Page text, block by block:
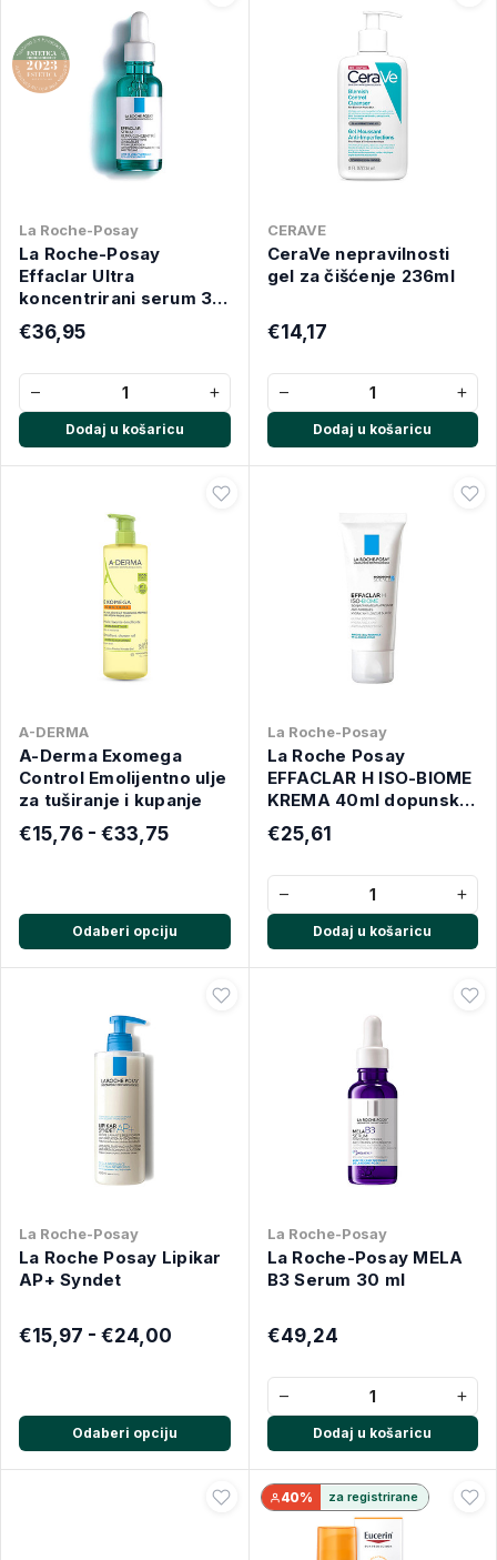
La Roche-Posay
La Roche-Posay
Effaclar Ultra
koncentrirani serum 30
ml
€36,95
− +
Dodaj u košaricu
CERAVE
CeraVe nepravilnosti
gel za čišćenje 236ml
€14,17
− +
Dodaj u košaricu
A-DERMA
A-Derma Exomega
Control Emolijentno ulje
za tuširanje i kupanje
€15,76 - €33,75
Odaberi opciju
La Roche-Posay
La Roche Posay
EFFACLAR H ISO-BIOME
KREMA 40ml dopunska
umirujuća hidratantna
njega
€25,61
− +
Dodaj u košaricu
La Roche-Posay
La Roche Posay Lipikar
AP+ Syndet
€15,97 - €24,00
Odaberi opciju
La Roche-Posay
La Roche-Posay MELA
B3 Serum 30 ml
€49,24
− +
Dodaj u košaricu
40% za registrirane